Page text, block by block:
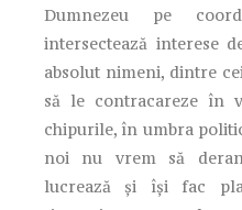
Dumnezeu pe
intersectează interese
absolut nimeni, dintre
să le contracareze în
chipurile, în umbra
noi nu vrem să
lucrează și își fac